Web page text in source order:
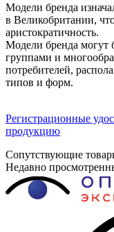
Модели бренда
в Великобритании,
аристократичность.
Модели бренда могут
группами и
потребителей,
типов и форм.
Регистрационные
продукцию
Сопутствующие
Недавно